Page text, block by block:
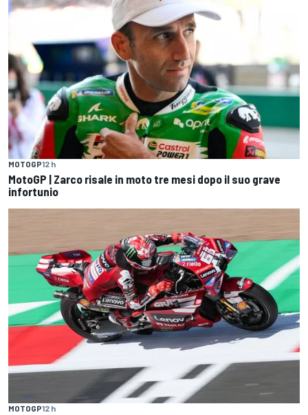
MOTOGP12 h
MotoGP | Zarco risale in moto tre mesi dopo il suo grave
infortunio
MOTOGP12 h